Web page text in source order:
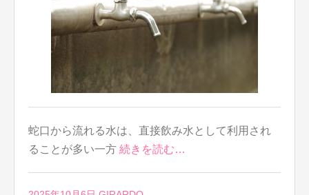
蛇口から流れる水は、直接飲み水として利用され
ることが多い一方 続きを読む…